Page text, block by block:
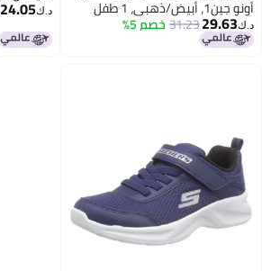
أونو جين1، أبيض/ذهبي، 1 طفل
صغير
د.ك‏29.63
31.23خصم 5%
صغير
د.ك‏24.05